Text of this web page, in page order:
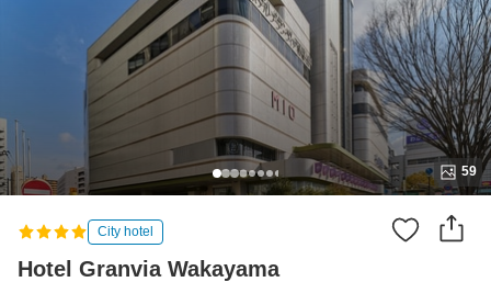
59
City hotel
Hotel Granvia Wakayama